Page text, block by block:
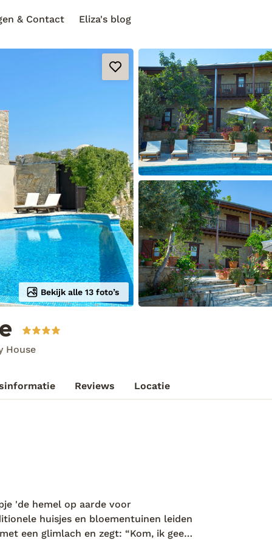
& Contact Eliza's blog
Bekijk alle 13 foto’s
House
Reviews Locatie
'de hemel op aarde voor
huisjes en bloementuinen leiden
een glimlach en zegt: “Kom, ik geef